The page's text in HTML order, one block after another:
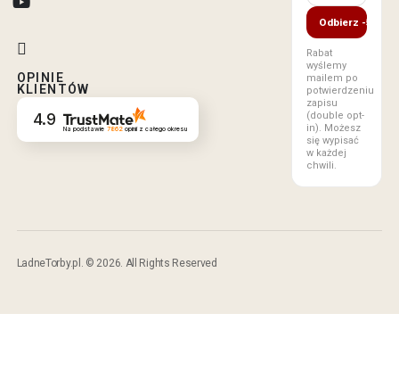
OPINIE
KLIENTÓW
4.9 Na podstawie 7862opinii z całego okresu
Odbierz -5%
Rabat
wyślemy
mailem po
potwierdzeniu
zapisu
(double opt-
in). Możesz
się wypisać
w każdej
chwili.
LadneTorby.pl. © 2026. All Rights Reserved